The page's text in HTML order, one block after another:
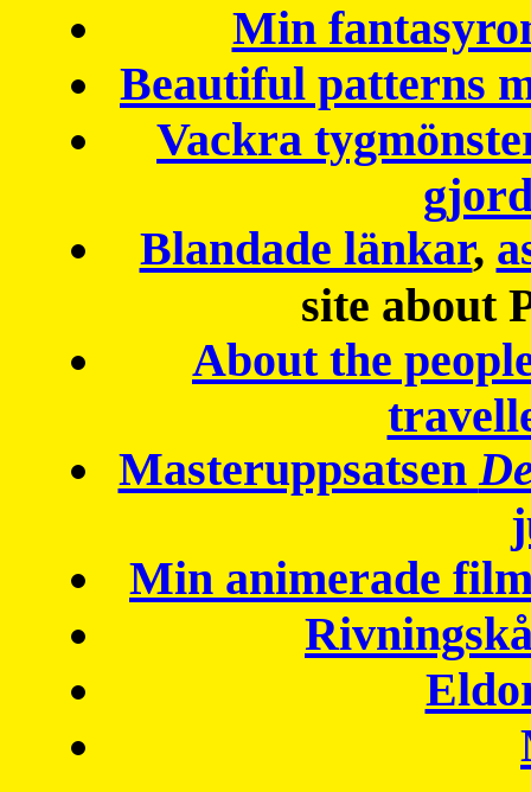
Min
Beautiful patterns
Vackra
Blandade länkar,
site about
About the
Masteruppsatsen
Min animerade